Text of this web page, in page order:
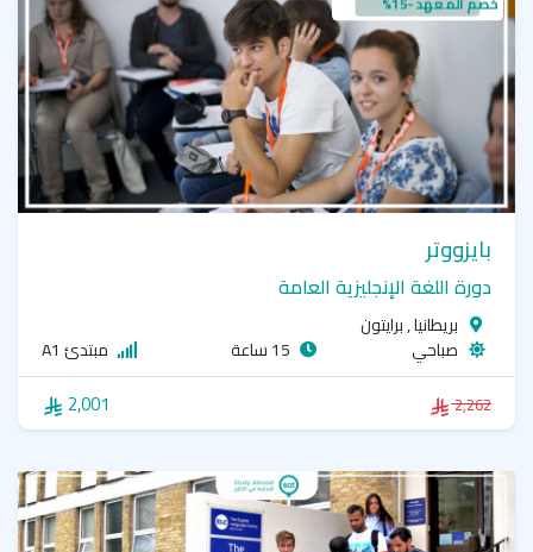
بايزووتر
دورة اللغة الإنجليزية العامة
بريطانيا , برايتون
صباحي
مبتدئ A1
2,262
2,001